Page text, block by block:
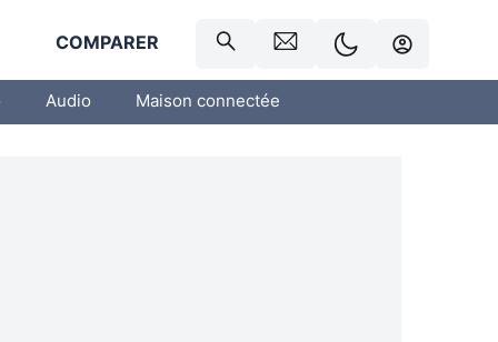
COMPARER
Audio Maison connectée